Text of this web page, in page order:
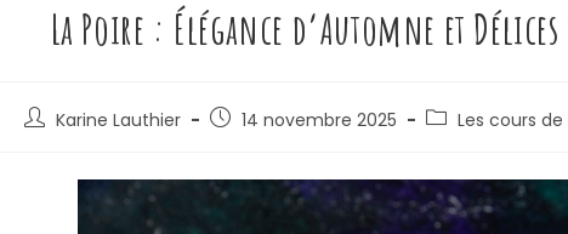
La Poire : Élégance d’Automne et
Karine Lauthier 14 novembre 2025 Les cours